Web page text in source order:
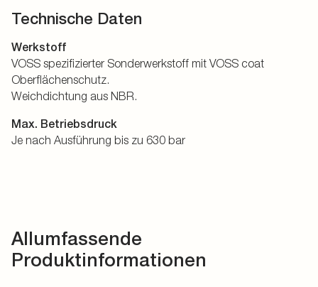
Technische Daten
Werkstoff
VOSS spezifizierter Sonderwerkstoff mit VOSS coat
Oberflächenschutz.
Weichdichtung aus NBR.
Max. Betriebsdruck
Je nach Ausführung bis zu 630 bar
Allumfassende
Produktinformationen